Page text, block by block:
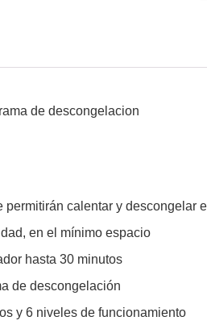
de descongelacion
permitirán calentar y descongelar
en el mínimo espacio
hasta 30 minutos
de descongelación
y 6 niveles de funcionamiento